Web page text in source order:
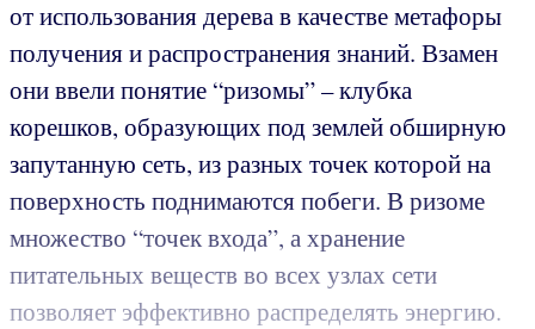
от использования дерева в качестве метафоры
получения и распространения знаний. Взамен
они ввели понятие “ризомы” – клубка
корешков, образующих под землей обширную
запутанную сеть, из разных точек которой на
поверхность поднимаются побеги. В ризоме
множество “точек входа”, а хранение
питательных веществ во всех узлах сети
позволяет эффективно распределять энергию.